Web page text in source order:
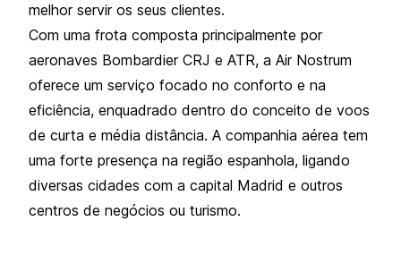
melhor servir os seus clientes.
Com uma frota composta principalmente por
aeronaves Bombardier CRJ e ATR, a Air Nostrum
oferece um serviço focado no conforto e na
eficiência, enquadrado dentro do conceito de voos
de curta e média distância. A companhia aérea tem
uma forte presença na região espanhola, ligando
diversas cidades com a capital Madrid e outros
centros de negócios ou turismo.